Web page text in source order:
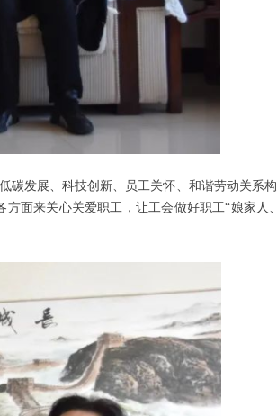
发展、科技创新、员工关怀、和谐劳动关系
面来关心关爱职工，让工会做好职工“娘家人